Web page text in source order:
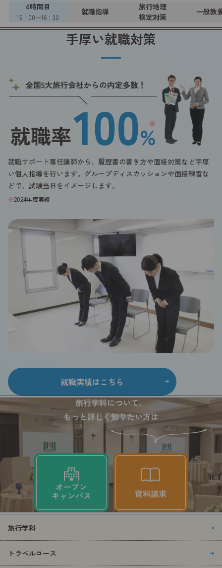
4時間目
15：00〜16：30
就職指導
旅行地理
検定対策
一般教
手厚い就職対策
就職サポート専任講師から、履歴書の書き方や面接対策など手厚
い個人指導を行います。グループディスカッションや面接練習な
どで、試験当日をイメージします。
※2024年度実績
就職実績はこちら
旅行学科について、
もっと詳しく知りたい方は
旅行学科
トラベルコース